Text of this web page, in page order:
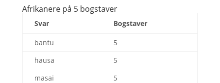
Afrikanere på 5 bogstaver
Svar Bogstaver
bantu
5
hausa
5
masai
5